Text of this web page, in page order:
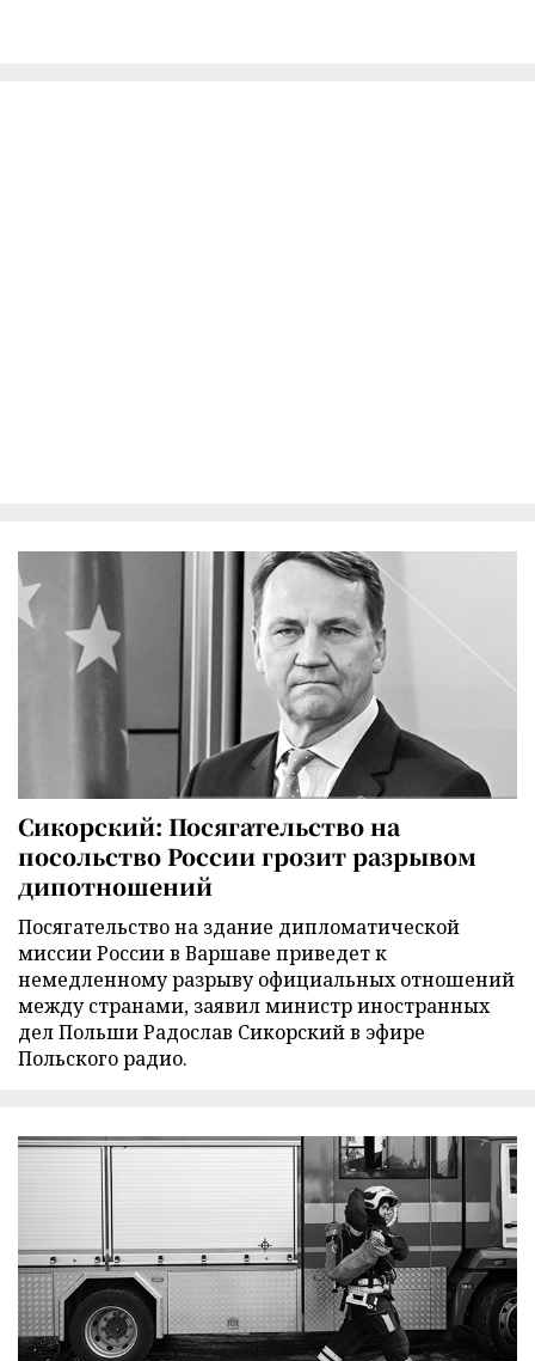
Сикорский: Посягательство на
посольство России грозит разрывом
дипотношений
Посягательство на здание дипломатической
миссии России в Варшаве приведет к
немедленному разрыву официальных отношений
между странами, заявил министр иностранных
дел Польши Радослав Сикорский в эфире
Польского радио.